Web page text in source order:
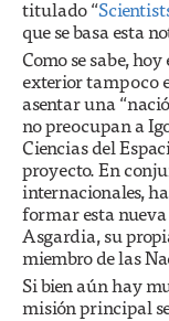
titulado “
que se basa esta
Como se sabe,
exterior tampoco
asentar una
no preocupan a
Ciencias del
proyecto. En
internacionales,
formar esta
Asgardia, su
miembro de las
Si bien aún hay
misión principal